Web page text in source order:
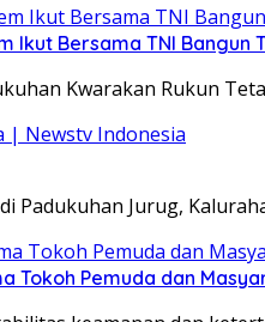
Ikut Bersama TNI Bangun
Kwarakan Rukun
Padukuhan Jurug,
Tokoh Pemuda dan